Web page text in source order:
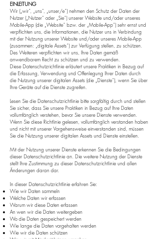
EINLEITUNG
Wir („wir“, „uns“, „unser/e“) nehmen den Schutz der Daten der
Nutzer („Nutzer“ oder „Sie“) unserer Website und/oder unseres
Mobile-App (die „Website“ bzw. der „Mobile-App“) sehr ernst und
verpflichten uns, die Informationen, die Nutzer uns in Verbindung
mit der Nutzung unserer Website und/oder unseres Mobile-App
(zusammen: „digitale Assets“) zur Verfügung stellen, zu schützen.
Des Weiteren verpflichten wir uns, Ihre Daten gemäß
anwendbarem Recht zu schützen und zu verwenden.
Diese Datenschutzrichtlinie erläutert unsere Praktiken in Bezug auf
die Erfassung, Verwendung und Offenlegung Ihrer Daten durch
die Nutzung unserer digitalen Assets (die „Dienste“), wenn Sie über
Ihre Geräte auf die Dienste zugreifen.
Lesen Sie die Datenschutzrichtlinie bitte sorgfältig durch und stellen
Sie sicher, dass Sie unsere Praktiken in Bezug auf Ihre Daten
vollumfänglich verstehen, bevor Sie unsere Dienste verwenden.
Wenn Sie diese Richtlinie gelesen, vollumfänglich verstanden haben
und nicht mit unserer Vorgehensweise einverstanden sind, müssen
Sie die Nutzung unserer digitalen Assets und Dienste einstellen.
Mit der Nutzung unserer Dienste erkennen Sie die Bedingungen
dieser Datenschutzrichtlinie an. Die weitere Nutzung der Dienste
stellt Ihre Zustimmung zu dieser Datenschutzrichtlinie und allen
Änderungen daran dar.
In dieser Datenschutzrichtlinie erfahren Sie:
Wie wir Daten sammeln
Welche Daten wir erfassen
Warum wir diese Daten erfassen
An wen wir die Daten weitergeben
Wo die Daten gespeichert werden
Wie lange die Daten vorgehalten werden
Wie wir die Daten schützen